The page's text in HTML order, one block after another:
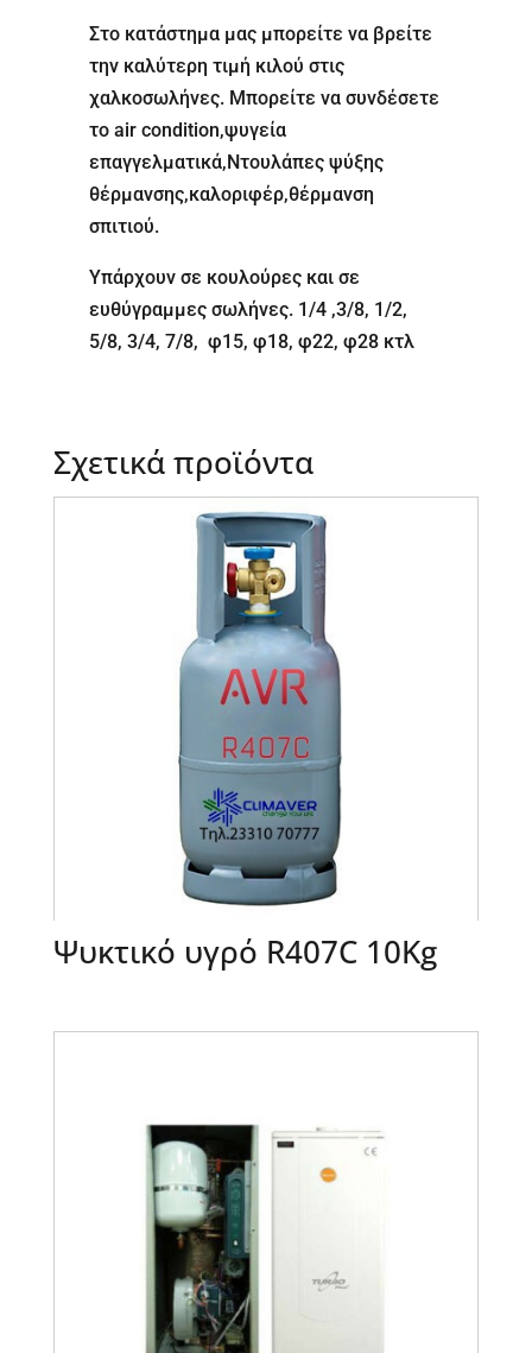
Στο κατάστημα μας μπορείτε να βρείτε
την καλύτερη τιμή κιλού στις
χαλκοσωλήνες. Μπορείτε να συνδέσετε
το air condition,ψυγεία
επαγγελματικά,Ντουλάπες ψύξης
θέρμανσης,καλοριφέρ,θέρμανση
σπιτιού.
Υπάρχουν σε κουλούρες και σε
ευθύγραμμες σωλήνες. 1/4 ,3/8, 1/2,
5/8, 3/4, 7/8, φ15, φ18, φ22, φ28 κτλ
Σχετικά προϊόντα
Ψυκτικό υγρό R407C 10Kg